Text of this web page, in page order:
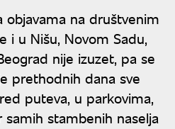
objavama na društvenim
i u Nišu, Novom Sadu,
nije izuzet, pa se
prethodnih dana sve
puteva, u parkovima,
stambenih naselja